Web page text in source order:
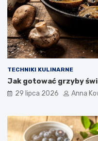
TECHNIKI KULINARNE
Jak gotować grzyby
29 lipca 2026 Anna